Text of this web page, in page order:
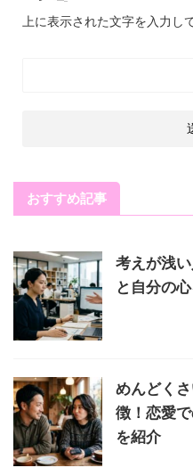
上に表示された文字を入力し
おすすめ記事
考えが浅
と自分の
めんどく
徴！恋愛
を紹介